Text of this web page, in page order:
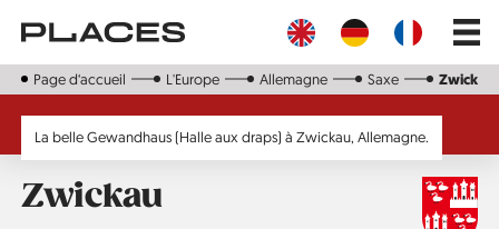
contenu
Main
Page d‘accueil L'Europe Allemagne Saxe Zwickau
Zwickau